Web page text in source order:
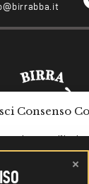
Consenso
e/o accedere
a queste
di